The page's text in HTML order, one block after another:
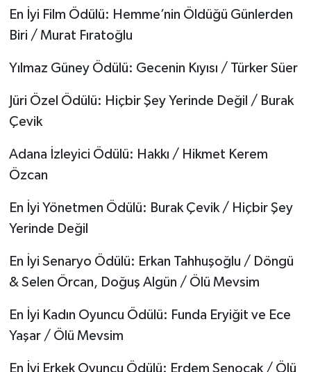
En İyi Film Ödülü: Hemme’nin Öldüğü Günlerden
Biri / Murat Fıratoğlu
Yılmaz Güney Ödülü: Gecenin Kıyısı / Türker Süer
Jüri Özel Ödülü: Hiçbir Şey Yerinde Değil / Burak
Çevik
Adana İzleyici Ödülü: Hakkı / Hikmet Kerem
Özcan
En İyi Yönetmen Ödülü: Burak Çevik / Hiçbir Şey
Yerinde Değil
En İyi Senaryo Ödülü: Erkan Tahhuşoğlu / Döngü
& Selen Örcan, Doğuş Algün / Ölü Mevsim
En İyi Kadın Oyuncu Ödülü: Funda Eryiğit ve Ece
Yaşar / Ölü Mevsim
En İyi Erkek Oyuncu Ödülü: Erdem Şenocak / Ölü